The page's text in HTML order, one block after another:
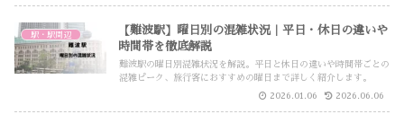
駅・駅周辺
【難波駅】曜日別の混雑状況｜平日・休日の違いや
時間帯を徹底解説
難波駅の曜日別混雑状況を解説。平日と休日の違いや時間帯ごとの
混雑ピーク、旅行客におすすめの曜日まで詳しく紹介します。
2026.01.06 2026.06.06